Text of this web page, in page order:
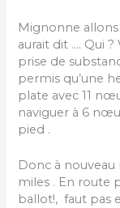
Mignonne
aurait dit …. Qui
prise de
permis qu’une
plate avec 11
naviguer à 6
pied .
Donc à
miles . En route
ballot!, faut pas